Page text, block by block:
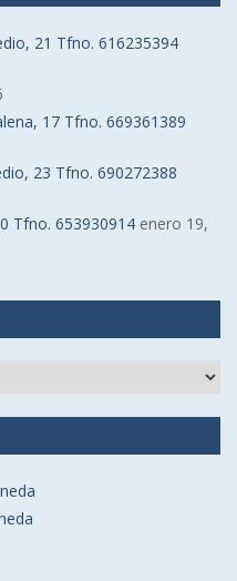
21 Tfno. 616235394
17 Tfno. 669361389
23 Tfno. 690272388
Tfno. 653930914 enero 19,